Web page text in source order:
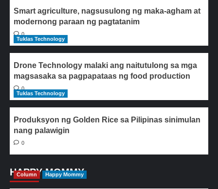
Smart agriculture, nagsusulong ng maka-agham at
modernong paraan ng pagtatanim
0
Tuklas Technology
Drone Technology malaki ang naitutulong sa mga
magsasaka sa pagpapataas ng food production
0
Tuklas Technology
Produksyon ng Golden Rice sa Pilipinas sinimulan
nang palawigin
0
HAPPY MOMMY
Column Happy Mommy